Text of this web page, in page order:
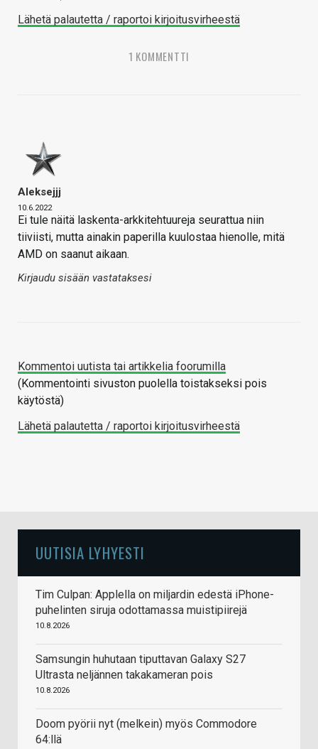
Lähetä palautetta / raportoi kirjoitusvirheestä
1 KOMMENTTI
Aleksejjj
10.6.2022
Ei tule näitä laskenta-arkkitehtuureja seurattua niin
tiiviisti, mutta ainakin paperilla kuulostaa hienolle, mitä
AMD on saanut aikaan.
Kirjaudu sisään vastataksesi
Kommentoi uutista tai artikkelia foorumilla
(Kommentointi sivuston puolella toistakseksi pois
käytöstä)
Lähetä palautetta / raportoi kirjoitusvirheestä
UUTISIA LYHYESTI
Tim Culpan: Applella on miljardin edestä iPhone-
puhelinten siruja odottamassa muistipiirejä
10.8.2026
Samsungin huhutaan tiputtavan Galaxy S27
Ultrasta neljännen takakameran pois
10.8.2026
Doom pyörii nyt (melkein) myös Commodore
64:llä